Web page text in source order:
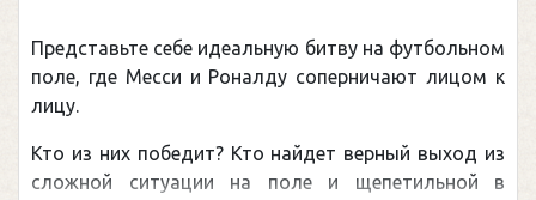
Представьте себе идеальную битву на футбольном
поле, где Месси и Роналду соперничают лицом к
лицу.
Кто из них победит? Кто найдет верный выход из
сложной ситуации на поле и щепетильной в